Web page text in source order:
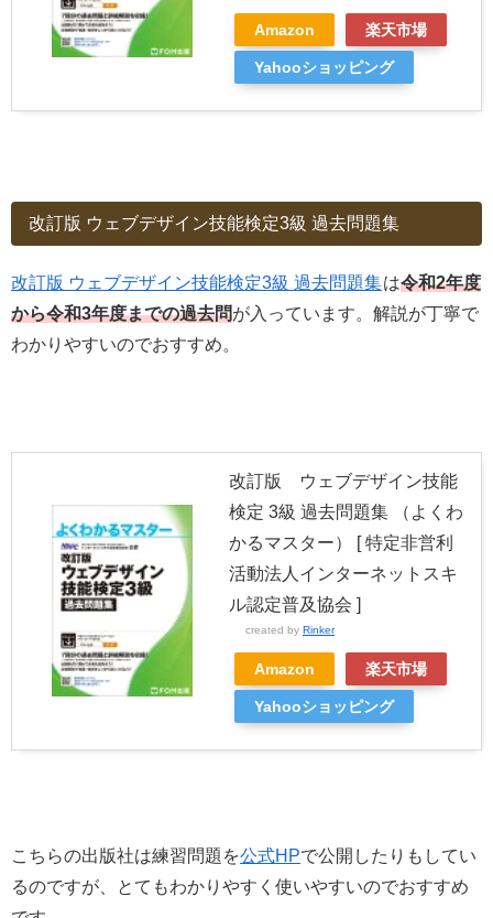
Amazon 楽天市場
Yahooショッピング
改訂版 ウェブデザイン技能検定3級 過去問題集
改訂版 ウェブデザイン技能検定3級 過去問題集は令和2年度
から令和3年度までの過去問が入っています。解説が丁寧で
わかりやすいのでおすすめ。
改訂版 ウェブデザイン技能
検定 3級 過去問題集 （よくわ
かるマスター） [ 特定非営利
活動法人インターネットスキ
ル認定普及協会 ]
created by Rinker
Amazon 楽天市場
Yahooショッピング
こちらの出版社は練習問題を公式HPで公開したりもしてい
るのですが、とてもわかりやすく使いやすいのでおすすめ